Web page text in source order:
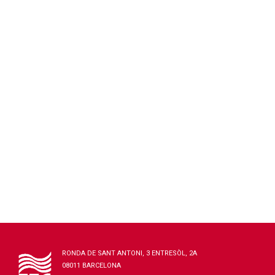
RONDA DE SANT ANTONI, 3 ENTRESÒL, 2A
08011 BARCELONA